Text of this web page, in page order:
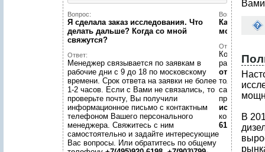
Вопрос:
Я сделала заказ исследования. Что
делать дальше? Когда со мной
свяжутся?
Ответ:
Менеджер связывается по заявкам в
рабочие дни с 9 до 18 по московскому
времени. Срок ответа на заявки не более
1-2 часов. Если с Вами не связались, то
проверьте почту, Вы получили
информационное письмо с контактным
телефоном Вашего персонального
менеджера. Свяжитесь с ним
самостоятельно и задайте интересующие
Вас вопросы. Или обратитесь по общему
Вопрос:
Как найти
можете
Ответ:
Конечно
размещено
отчетов,
только
самой
предложить
6198,
В